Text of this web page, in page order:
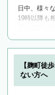
日中、様々
19時以降も
遅い時間の
んで検索し
【麹町徒
ない方へ